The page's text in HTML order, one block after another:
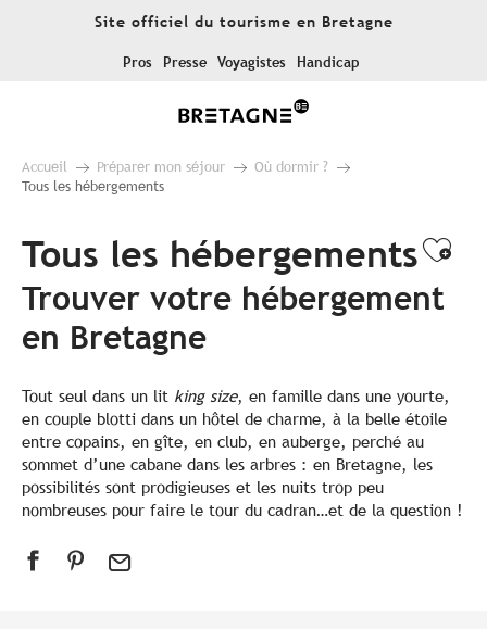
Site officiel du tourisme en Bretagne
Pros Presse Voyagistes Handicap
Accueil Préparer mon séjour
Où dormir ?
Tous les hébergements
Tous les hébergements
Trouver votre hébergement
en Bretagne
Tout seul dans un lit king size, en famille dans une yourte,
en couple blotti dans un hôtel de charme, à la belle étoile
entre copains, en gîte, en club, en auberge, perché au
sommet d’une cabane dans les arbres : en Bretagne, les
possibilités sont prodigieuses et les nuits trop peu
nombreuses pour faire le tour du cadran…et de la question !